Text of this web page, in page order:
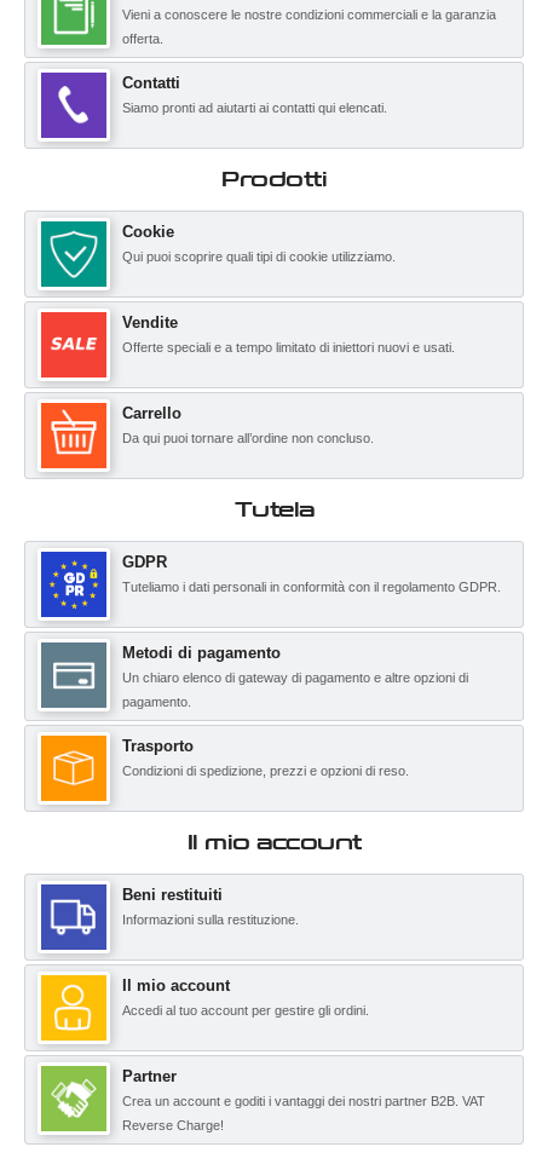
Vieni a conoscere le nostre condizioni commerciali e la garanzia
offerta.
Contatti
Siamo pronti ad aiutarti ai contatti qui elencati.
Prodotti
Cookie
Qui puoi scoprire quali tipi di cookie utilizziamo.
Vendite
Offerte speciali e a tempo limitato di iniettori nuovi e usati.
Carrello
Da qui puoi tornare all’ordine non concluso.
Tutela
GDPR
Tuteliamo i dati personali in conformità con il regolamento GDPR.
Metodi di pagamento
Un chiaro elenco di gateway di pagamento e altre opzioni di
pagamento.
Trasporto
Condizioni di spedizione, prezzi e opzioni di reso.
Il mio account
Beni restituiti
Informazioni sulla restituzione.
Il mio account
Accedi al tuo account per gestire gli ordini.
Partner
Crea un account e goditi i vantaggi dei nostri partner B2B. VAT
Reverse Charge!